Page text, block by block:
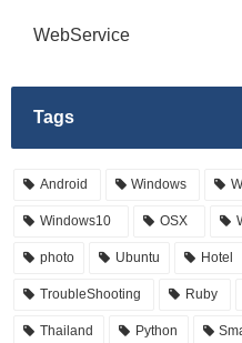
WebService
Tags
Android Windows
Windows10 OSX
photo Ubuntu Hotel
TroubleShooting Ruby
Thailand Python